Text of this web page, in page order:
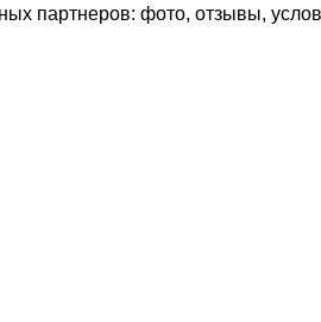
партнеров: фото, отзывы,